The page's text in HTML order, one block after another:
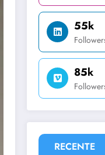
55k
85k
RECENTE